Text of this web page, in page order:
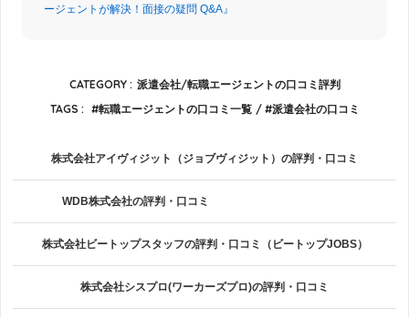
ージェントが解決！面接の疑問 Q&A』
CATEGORY : 派遣会社/転職エージェントの口コミ評判
TAGS :
転職エージェントの口コミ一覧 派遣会社の口コミ
株式会社アイヴィジット（ジョブヴィジット）の評判・口コミ
WDB株式会社の評判・口コミ
株式会社ビートップスタッフの評判・口コミ（ビートップJOBS）
株式会社シスプロ(ワーカーズプロ)の評判・口コミ